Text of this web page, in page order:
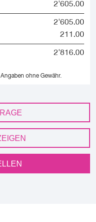
2'605.00
2'605.00
211.00
2'816.00
ohne Gewähr.